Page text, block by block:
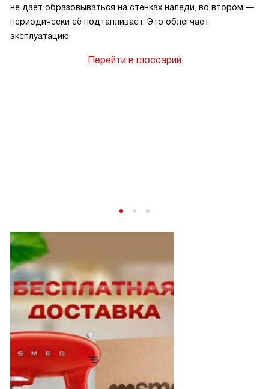
не даёт образовываться на стенках наледи, во втором —
периодически её подтапливает. Это облегчает
эксплуатацию.
Перейти в глоссарий